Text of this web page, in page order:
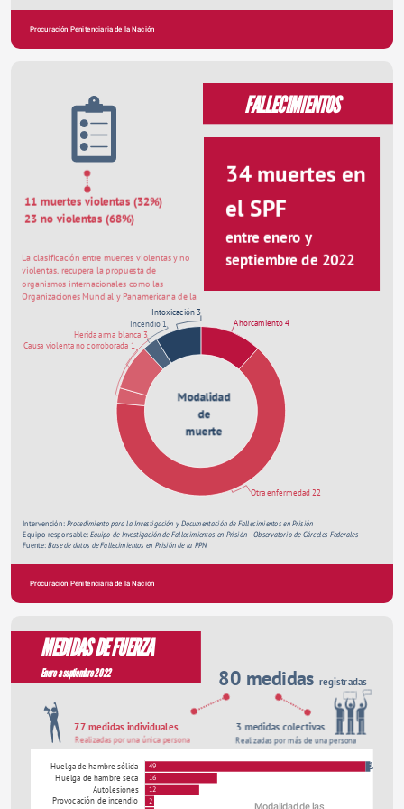
Procuración Penitenciaria de la Nación
FALLECIMIENTOS
34 muertes en
el SPF
entre enero y
septiembre de 2022
11 muertes violentas (32%)
23 no violentas (68%)
La clasificación entre muertes violentas y no
violentas, recupera la propuesta de
organismos internacionales como las
Organizaciones Mundial y Panamericana de la
Modalidad
de
muerte
Ahorcamiento 4
Otra enfermedad 22
Causa violenta no corroborada 1
Herida arma blanca 3
Incendio 1
Intoxicación 3
Intervención: Procedimiento para la Investigación y Documentación de Fallecimientos en Prisión
Equipo responsable: Equipo de Investigación de Fallecimientos en Prisión - Observatorio de Cárceles Federales
Fuente: Base de datos de Fallecimientos en Prisión de la PPN
ANNUAL REPORT
Procuración Penitenciaria de la Nación
MEDIDAS DE FUERZA
Enero a septiembre 2022 80 medidas registradas
77 medidas individuales 3 medidas colectivas
Realizadas por una única persona Realizadas por más de una persona
Huelga de hambre sólida
Huelga de hambre seca
Autolesiones
Provocación de incendio
49
1
16
12
2
Modalidad de las